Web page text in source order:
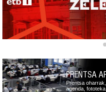
PRENTSA
Prentsa oharrak,
agenda,